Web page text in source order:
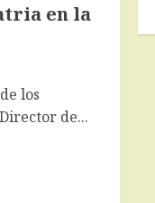
en la
los
de...